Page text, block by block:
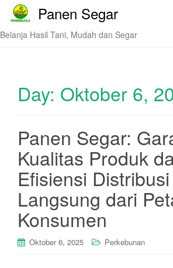
Panen Segar
Belanja Hasil Tani, Mudah dan Segar
Day: Oktober 6,
Panen Segar:
Kualitas Produk
Efisiensi Distribusi
Langsung dari
Konsumen
Oktober 6, 2025 Perkebunan